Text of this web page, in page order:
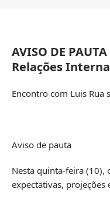
AVISO DE
Relações
Encontro com Luis Rua
Aviso de pauta
Nesta quinta-feira (10),
expectativas, projeções